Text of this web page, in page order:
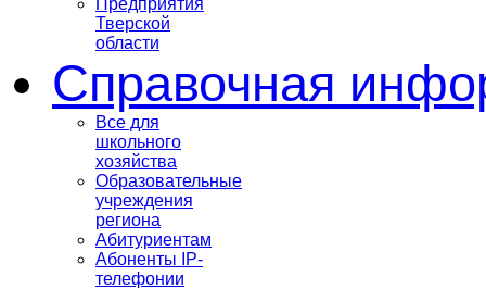
Предприятия
Тверской
области
Справочная
Все для
школьного
хозяйства
Образовательные
учреждения
региона
Абитуриентам
Абоненты IP-
телефонии